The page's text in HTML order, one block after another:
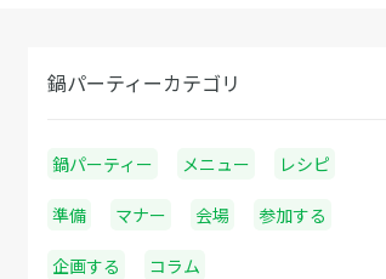
鍋パーティーカテゴリ
鍋パーティー メニュー レシピ
準備 マナー 会場 参加する
企画する コラム